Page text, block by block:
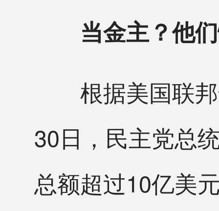
当金主？他们
根据美国联邦
30日，民主党总
总额超过10亿美